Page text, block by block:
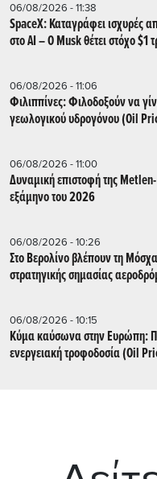
06/08/2026 - 11:38
SpaceX: Καταγράφει ισχυρές
στο AI – Ο Musk θέτει στόχο $1
06/08/2026 - 11:06
Φιλιππίνες: Φιλοδοξούν να
γεωλογικού υδρογόνου (Oil
06/08/2026 - 11:00
Δυναμική επιστοφή της
εξάμηνο του 2026
06/08/2026 - 10:26
Στο Βερολίνο βλέπουν τη
στρατηγικής σημασίας
06/08/2026 - 10:15
Κύμα καύσωνα στην Ευρώπη:
ενεργειακή τροφοδοσία (Oil